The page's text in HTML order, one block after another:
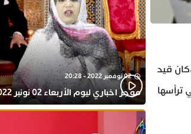
قيد
ترأسها
02 نوفمبر 2022 - 20:28
موجز اخباري ليوم الأربعاء 02 نونبر 2022